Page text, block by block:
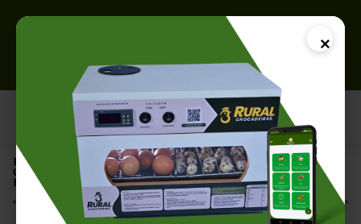
×
Página Inicial |
Quanto Investir para Começar na Avicultura? Guia Completo para
Iniciantes em 2026